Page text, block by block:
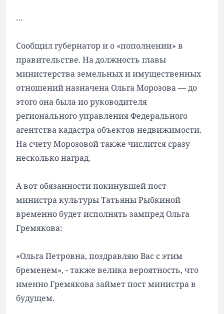
…
Сообщил губернатор и о «пополнении» в
правительстве. На должность главы
министерства земельных и имущественных
отношений назначена Ольга Морозова — до
этого она была ио руководителя
регионального управления Федерального
агентства кадастра объектов недвижимости.
На счету Морозовой также числится сразу
несколько наград.
А вот обязанности покинувшей пост
министра культуры Татьяны Рыбкиной
временно будет исполнять зампред Ольга
Гремякова:
«Ольга Петровна, поздравляю Вас с этим
бременем», - также велика вероятность, что
именно Гремякова займет пост министра в
будущем.